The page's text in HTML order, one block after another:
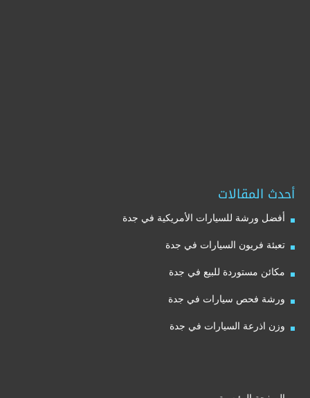
أحدث المقالات
أفضل ورشة للسيارات الأمريكية في جدة
تعبئة فريون السيارات في جدة
مكائن مستوردة للبيع في جدة
ورشة فحص سيارات في جدة
وزن اذرعة السيارات في جدة